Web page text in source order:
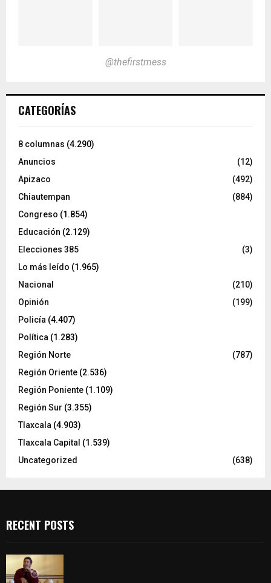
@thefirstmess
CATEGORÍAS
8 columnas (4.290)
Anuncios
(12)
Apizaco
(492)
Chiautempan
(884)
Congreso (1.854)
Educación (2.129)
Elecciones 385
(3)
Lo más leído (1.965)
Nacional
(210)
Opinión
(199)
Policía (4.407)
Política (1.283)
Región Norte
(787)
Región Oriente (2.536)
Región Poniente (1.109)
Región Sur (3.355)
Tlaxcala (4.903)
Tlaxcala Capital (1.539)
Uncategorized
(638)
RECENT POSTS